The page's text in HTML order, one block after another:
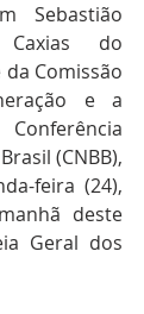
Sebastião
do
Comissão
e a
(CNBB),
feira (24),
deste
Geral dos